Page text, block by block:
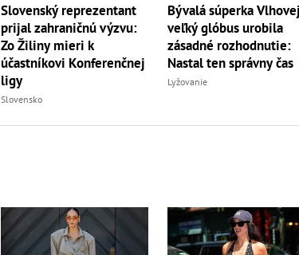
Slovenský reprezentant
prijal zahraničnú výzvu:
Zo Žiliny mieri k
účastníkovi Konferenčnej
ligy
Slovensko
Bývalá súperka
veľký glóbus urobila
zásadné rozhodnutie:
Nastal ten správny čas
Lyžovanie